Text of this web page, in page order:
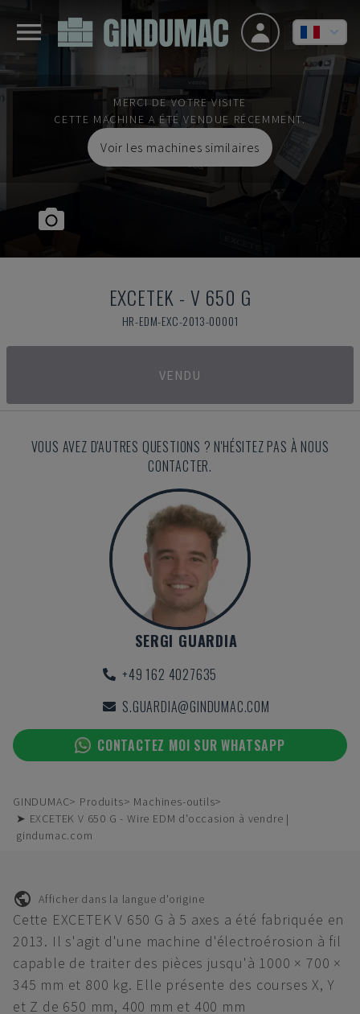
MERCI DE VOTRE VISITE
CETTE MACHINE A ÉTÉ VENDUE RÉCEMMENT.
Voir les machines similaires
EXCETEK - V 650 G
HR-EDM-EXC-2013-00001
VENDU
VOUS AVEZ D'AUTRES QUESTIONS ? N'HÉSITEZ PAS À NOUS
CONTACTER.
SERGI GUARDIA
+49 162 4027635
S.GUARDIA@GINDUMAC.COM
CONTACTEZ MOI SUR WHATSAPP
GINDUMAC Produits
Machines-outils
➤ EXCETEK V 650 G - Wire EDM d'occasion à vendre |
gindumac.com
Afficher dans la langue d'origine
Cette EXCETEK V 650 G à 5 axes a été fabriquée en
2013. Il s'agit d'une machine d'électroérosion à fil
capable de traiter des pièces jusqu'à 1000 × 700 ×
345 mm et 800 kg. Elle présente des courses X, Y
et Z de 650 mm, 400 mm et 400 mm